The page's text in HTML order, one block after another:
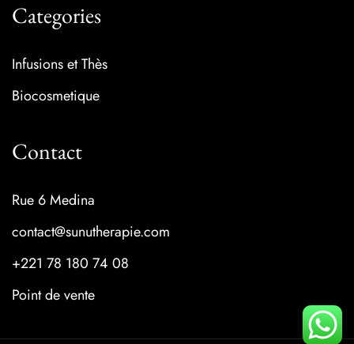
Categories
Infusions et Thès
Biocosmetique
Contact
Rue 6 Medina
contact@sunutherapie.com
+221 78 180 74 08
Point de vente